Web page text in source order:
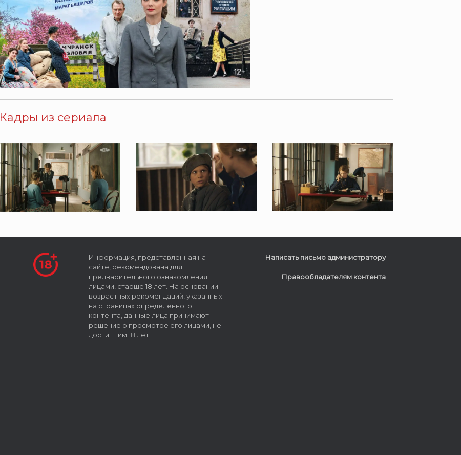
Кадры из сериала
Информация, представленная на
сайте, рекомендована для
предварительного ознакомления
лицами, старше 18 лет. На основании
возрастных рекомендаций, указанных
на страницах определённого
контента, данные лица принимают
решение о просмотре его лицами, не
достигшим 18 лет.
Написать письмо администратору
Правообладателям контента